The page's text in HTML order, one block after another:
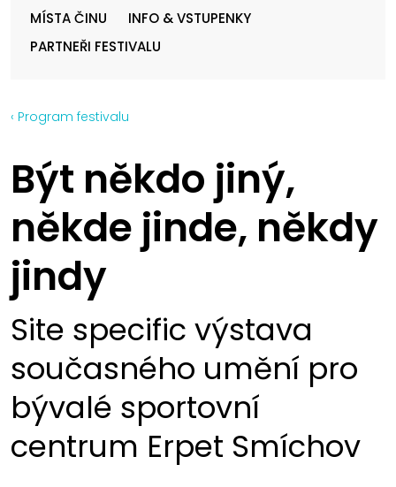
MÍSTA ČINU
INFO & VSTUPENKY
PARTNEŘI FESTIVALU
‹ Program festivalu
Být někdo jiný,
někde jinde, někdy
jindy
Site specific výstava
současného umění pro
bývalé sportovní
centrum Erpet Smíchov